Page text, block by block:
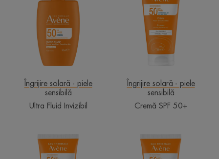
Invizibil
Îngrijire solară - piele
sensibilă
Ultra Fluid Invizibil
50+
Îngrijire solară - piele
sensibilă
Cremă SPF 50+
de
protecție
cu
protecție